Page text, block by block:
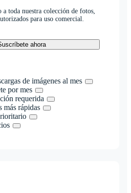
a toda nuestra colección de fotos,
para uso comercial.
ahora
de imágenes al mes
por mes
requerida
más rápidas